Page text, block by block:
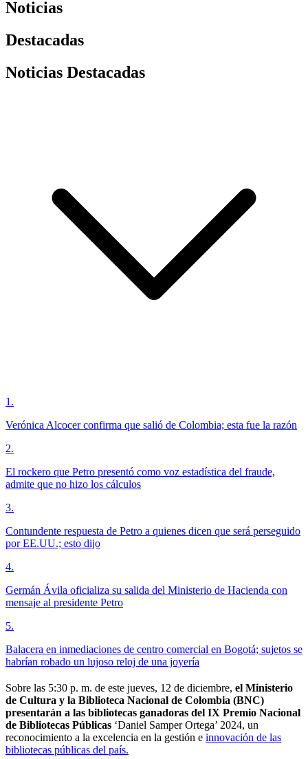
Noticias
Destacadas
Noticias Destacadas
1 .
Verónica Alcocer confirma que salió de Colombia; esta fue la razón
2.
El rockero que Petro presentó como voz estadística del fraude,
admite que no hizo los cálculos
3.
Contundente respuesta de Petro a quienes dicen que será perseguido
por EE.UU.; esto dijo
4.
Germán Ávila oficializa su salida del Ministerio de Hacienda con
mensaje al presidente Petro
5.
Balacera en inmediaciones de centro comercial en Bogotá; sujetos se
habrían robado un lujoso reloj de una joyería
Sobre las 5:30 p. m. de este jueves, 12 de diciembre, el Ministerio
de Cultura y la Biblioteca Nacional de Colombia (BNC)
presentarán a las bibliotecas ganadoras del IX Premio Nacional
de Bibliotecas Públicas ‘Daniel Samper Ortega’ 2024, un
reconocimiento a la excelencia en la gestión e innovación de las
bibliotecas públicas del país.